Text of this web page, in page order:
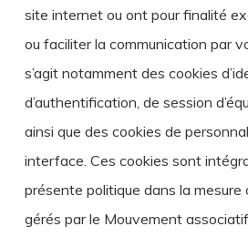
site internet ou ont pour finalité
ou faciliter la communication par
s’agit notamment des cookies
d’authentification, de session
ainsi que des cookies de
interface. Ces cookies sont
présente politique dans la mesure
gérés par le Mouvement